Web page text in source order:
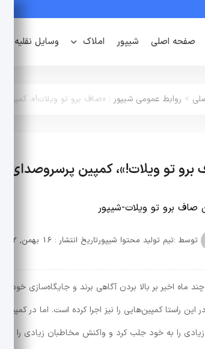
صفحه اصلی شیپور املاک وسایل نقلیه
> روابط عمومی شیپور : «صاف برو تو ویلات!»، کمپین
برو تو ویلات!»، کمپین پرسروصدای
توسط :تیم تولید محتوا شیپورتاریخ انتشار : 16 بهمن, 1402
ماه اخیر بر بالا بردن آگاهی برند و جایگاه‌سازی
این راستا کمپین‌هایی را نیز اجرا کرده است. اما در
را به خود جلب کرد و واکنش مخاطبان زیادی را به